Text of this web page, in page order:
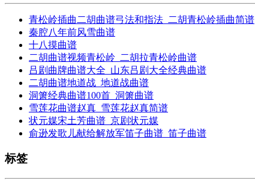
青松岭插曲二胡曲谱弓法和指法_二胡青松岭插曲简谱
秦腔八年前风雪曲谱
十八摸曲谱
二胡曲谱视频青松岭_二胡拉青松岭曲谱
吕剧曲牌曲谱大全_山东吕剧大全经典曲谱
二胡曲谱地道战_地道战曲谱
洞箫经典曲谱100首_洞箫曲谱
雪莲花曲谱赵真_雪莲花赵真简谱
状元媒宋土芳曲谱_京剧状元媒
俞逊发歌儿献给解放军笛子曲谱_笛子曲谱
标签